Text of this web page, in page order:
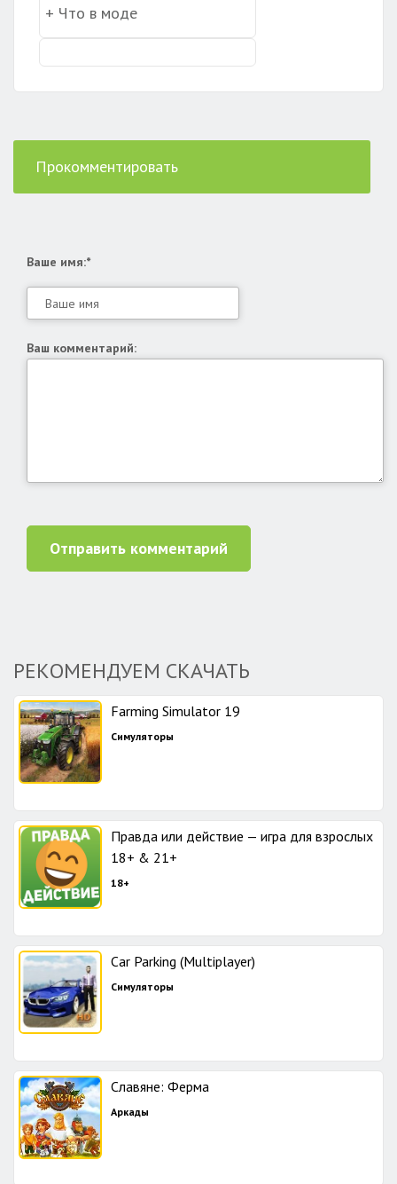
Прокомментировать
Ваше имя:*
Ваш комментарий:
Отправить комментарий
РЕКОМЕНДУЕМ СКАЧАТЬ
Farming Simulator 19
Симуляторы
Правда или действие — игра для взрослых
18+ & 21+
18+
Car Parking (Multiplayer)
Симуляторы
Славяне: Ферма
Аркады